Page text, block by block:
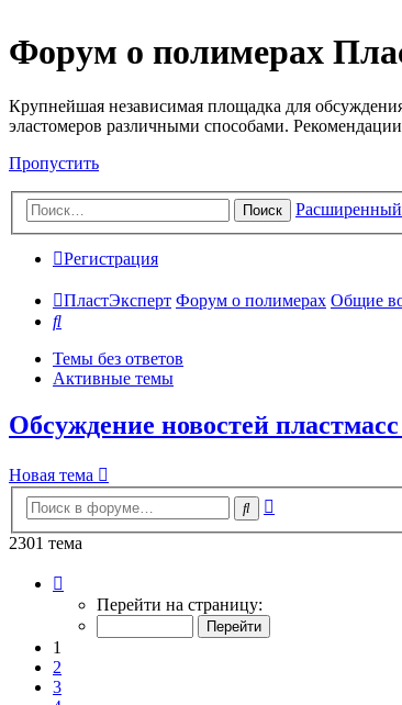
Форум о полимерах
Крупнейшая независимая площадка для
эластомеров различными способами.
Пропустить
Поиск
Регистрация
ПластЭксперт Форум о полимерах Общие
Поиск
Темы без ответов
Активные темы
Обсуждение новостей
Новая тема
Поиск
2301 тема
Перейти на страницу:
1
2
3